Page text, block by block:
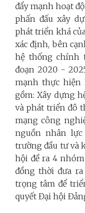
đẩy mạnh hoạt
phấn đấu xây
phát triển khá
xác định, bên
hệ thống chính
đoạn 2020 -
mạnh thực hiện
gồm: Xây dựng
và phát triển đô
mạng công
nguồn nhân
trường đầu tư và
hội đề ra 4
đồng thời đưa
trọng tâm để
quyết Đại hội